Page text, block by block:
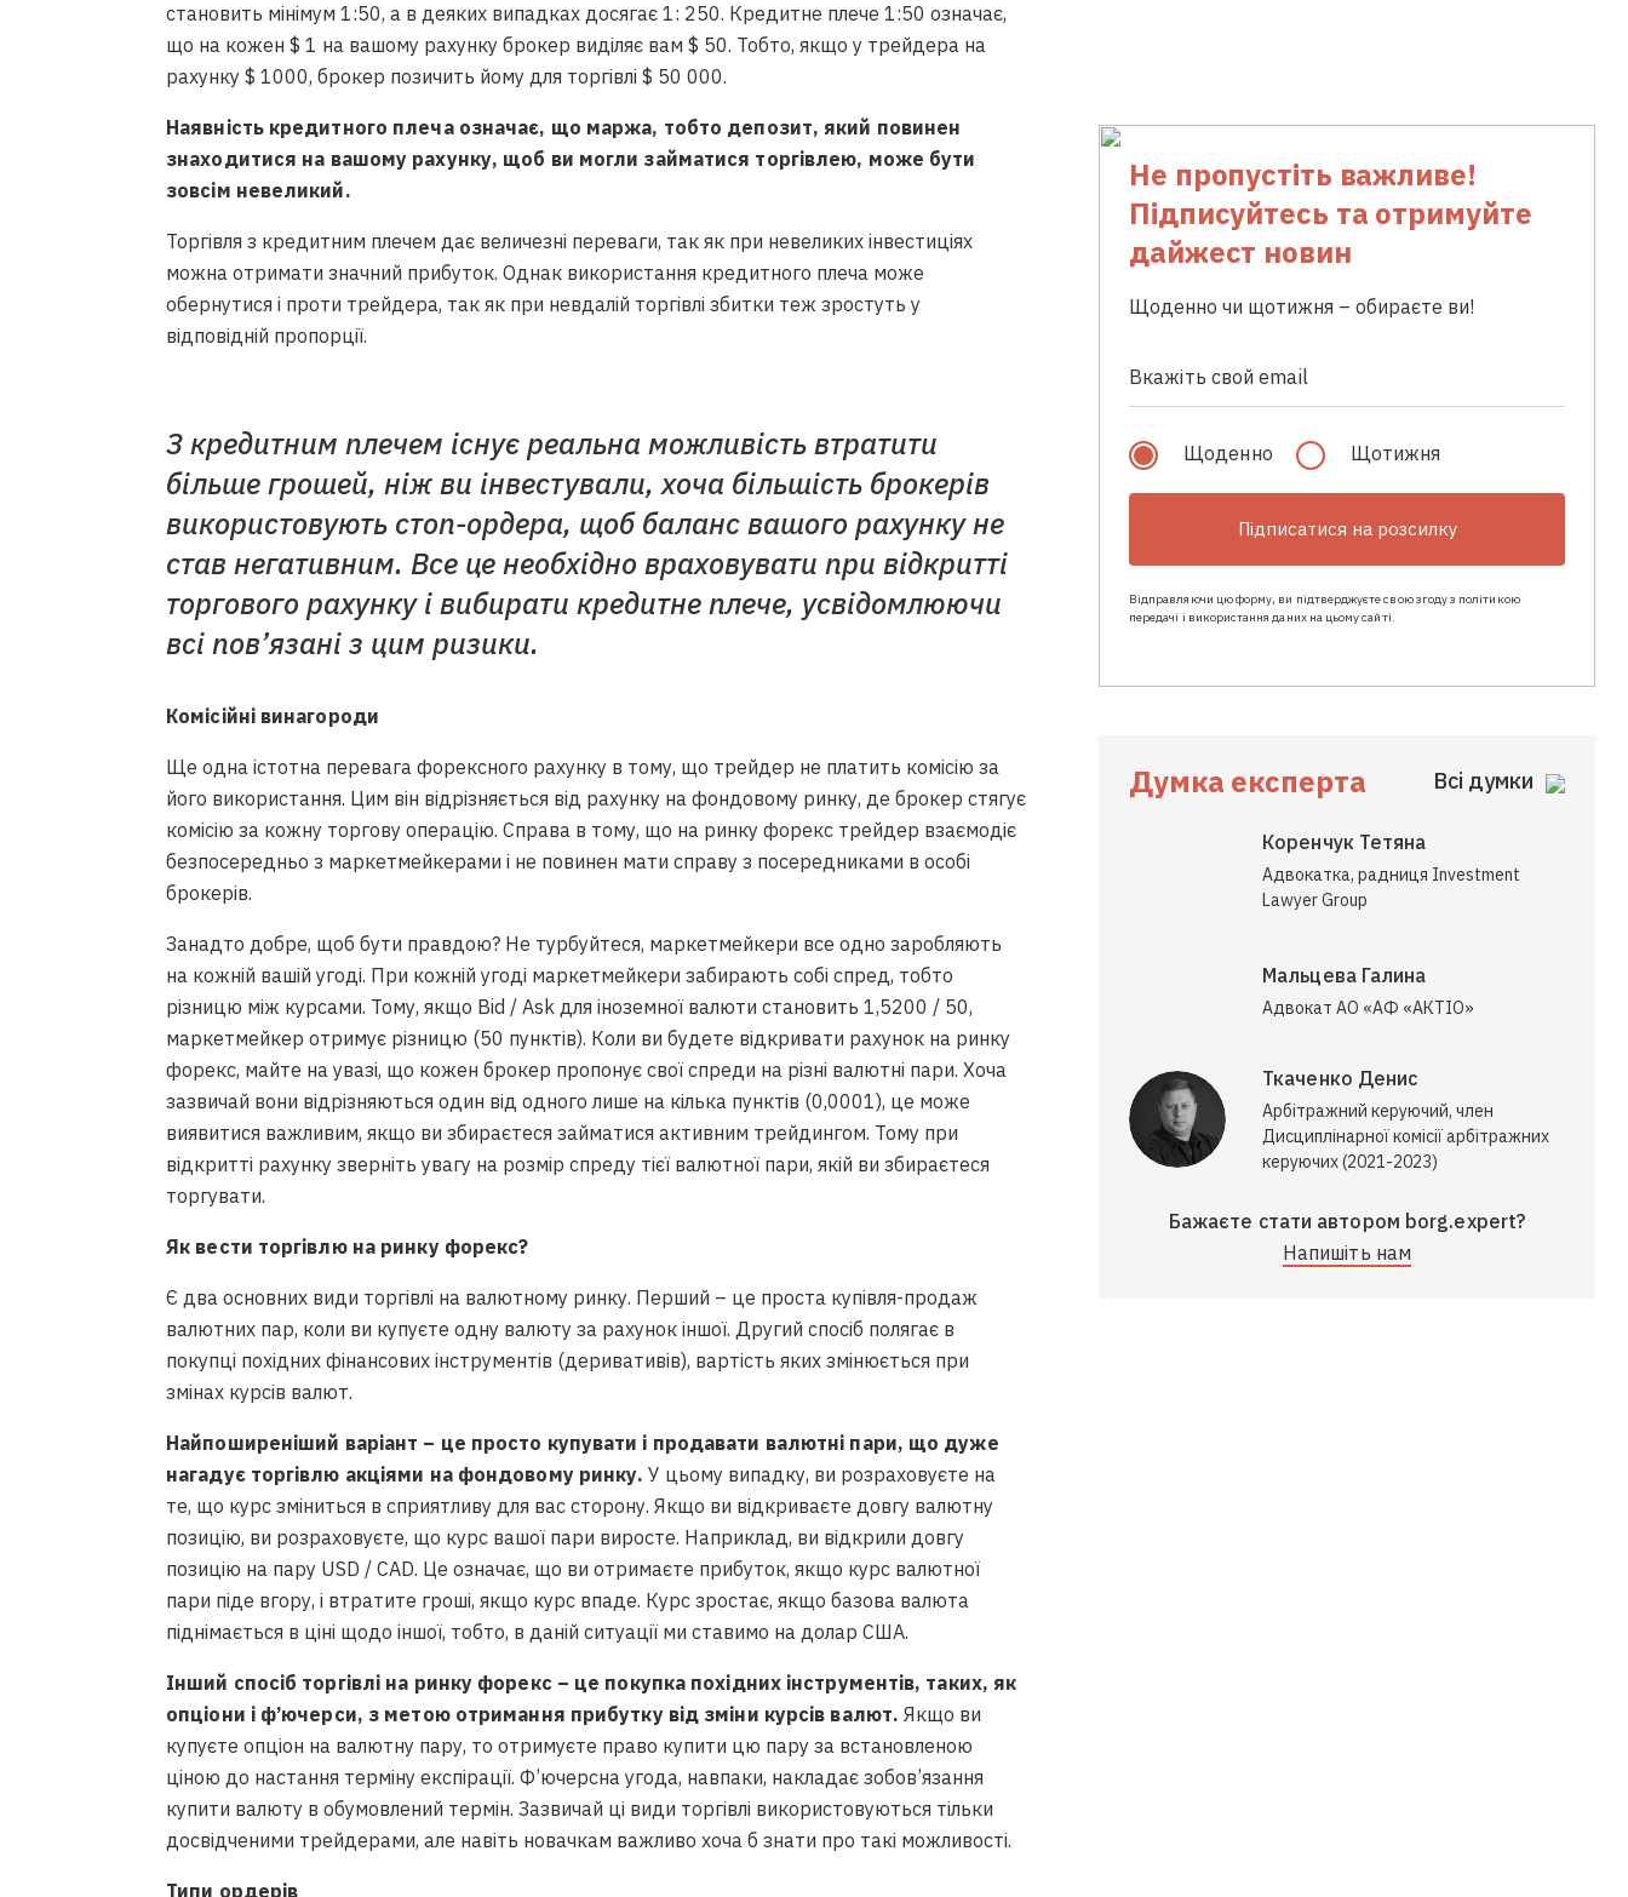
становить мінімум 1:50, а в деяких випадках досягає 1: 250. Кредитне плече 1:50 означає,
що на кожен $ 1 на вашому рахунку брокер виділяє вам $ 50. Тобто, якщо у трейдера на
рахунку $ 1000, брокер позичить йому для торгівлі $ 50 000.
Наявність кредитного плеча означає, що маржа, тобто депозит, який повинен
знаходитися на вашому рахунку, щоб ви могли займатися торгівлею, може бути
зовсім невеликий.
Торгівля з кредитним плечем дає величезні переваги, так як при невеликих інвестиціях
можна отримати значний прибуток. Однак використання кредитного плеча може
обернутися і проти трейдера, так як при невдалій торгівлі збитки теж зростуть у
відповідній пропорції.
З кредитним плечем існує реальна можливість втратити
більше грошей, ніж ви інвестували, хоча більшість брокерів
використовують стоп-ордера, щоб баланс вашого рахунку не
став негативним. Все це необхідно враховувати при відкритті
торгового рахунку і вибирати кредитне плече, усвідомлюючи
всі пов’язані з цим ризики.
Комісійні винагороди
Ще одна істотна перевага форексного рахунку в тому, що трейдер не платить комісію за
його використання. Цим він відрізняється від рахунку на фондовому ринку, де брокер стягує
комісію за кожну торгову операцію. Справа в тому, що на ринку форекс трейдер взаємодіє
безпосередньо з маркетмейкерами і не повинен мати справу з посередниками в особі
брокерів.
Занадто добре, щоб бути правдою? Не турбуйтеся, маркетмейкери все одно заробляють
на кожній вашій угоді. При кожній угоді маркетмейкери забирають собі спред, тобто
різницю між курсами. Тому, якщо Bid / Ask для іноземної валюти становить 1,5200 / 50,
маркетмейкер отримує різницю (50 пунктів). Коли ви будете відкривати рахунок на ринку
форекс, майте на увазі, що кожен брокер пропонує свої спреди на різні валютні пари. Хоча
зазвичай вони відрізняються один від одного лише на кілька пунктів (0,0001), це може
виявитися важливим, якщо ви збираєтеся займатися активним трейдингом. Тому при
відкритті рахунку зверніть увагу на розмір спреду тієї валютної пари, якій ви збираєтеся
торгувати.
Як вести торгівлю на ринку форекс?
Є два основних види торгівлі на валютному ринку. Перший – це проста купівля-продаж
валютних пар, коли ви купуєте одну валюту за рахунок іншої. Другий спосіб полягає в
покупці похідних фінансових інструментів (деривативів), вартість яких змінюється при
змінах курсів валют.
Найпоширеніший варіант – це просто купувати і продавати валютні пари, що дуже
нагадує торгівлю акціями на фондовому ринку. У цьому випадку, ви розраховуєте на
те, що курс зміниться в сприятливу для вас сторону. Якщо ви відкриваєте довгу валютну
позицію, ви розраховуєте, що курс вашої пари виросте. Наприклад, ви відкрили довгу
позицію на пару USD / CAD. Це означає, що ви отримаєте прибуток, якщо курс валютної
пари піде вгору, і втратите гроші, якщо курс впаде. Курс зростає, якщо базова валюта
піднімається в ціні щодо іншої, тобто, в даній ситуації ми ставимо на долар США.
Інший спосіб торгівлі на ринку форекс – це покупка похідних інструментів, таких, як
опціони і ф’ючерси, з метою отримання прибутку від зміни курсів валют. Якщо ви
купуєте опціон на валютну пару, то отримуєте право купити цю пару за встановленою
ціною до настання терміну експірації. Ф’ючерсна угода, навпаки, накладає зобов’язання
купити валюту в обумовлений термін. Зазвичай ці види торгівлі використовуються тільки
досвідченими трейдерами, але навіть новачкам важливо хоча б знати про такі можливості.
Типи ордерів
Не пропустіть важливе!
Підписуйтесь та отримуйте
дайжест новин
Щоденно чи щотижня – обираєте ви!
Щоденно Щотижня
Підписатися на розсилку
Відправляючи цю форму, ви підтверджуєте свою згоду з політикою
передачі і використання даних на цьому сайті.
Думка експерта Всі думки
Коренчук Тетяна
Адвокатка, радниця Investment
Lawyer Group
Мальцева Галина
Адвокат АО «АФ «АКТІО»
Ткаченко Денис
Арбітражний керуючий, член
Дисциплінарної комісії арбітражних
керуючих (2021-2023)
Бажаєте стати автором borg.expert?
Напишіть нам